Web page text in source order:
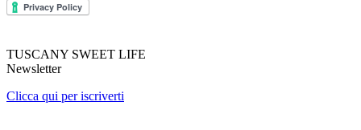
TUSCANY SWEET LIFE
Newsletter
Clicca qui per iscriverti